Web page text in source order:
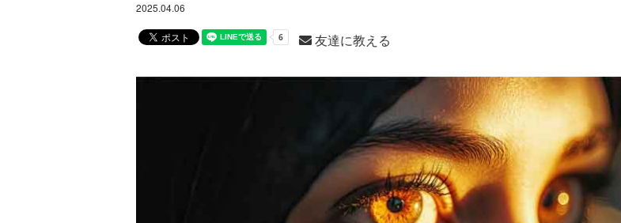
2025.04.06
友達に教える